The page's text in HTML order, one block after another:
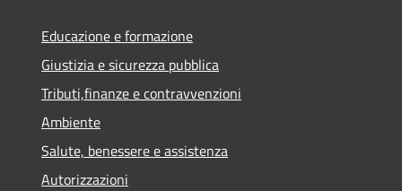
Educazione e formazione
Giustizia e sicurezza pubblica
Tributi,finanze e contravvenzioni
Ambiente
Salute, benessere e assistenza
Autorizzazioni